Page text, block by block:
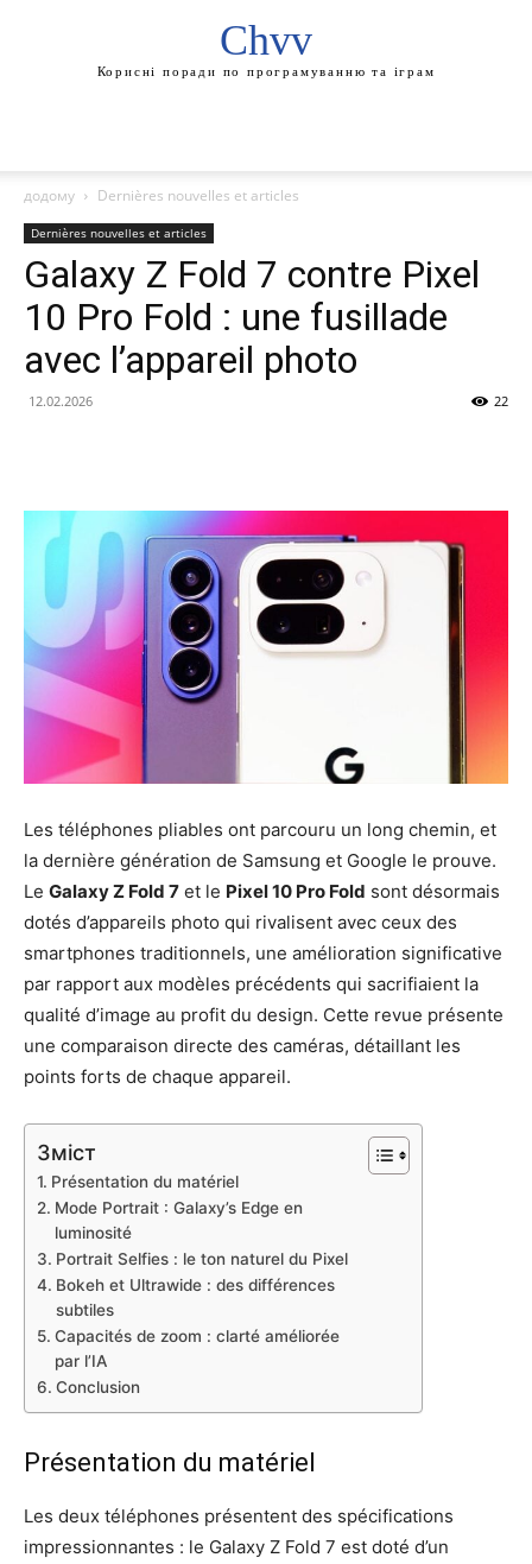
Chvv
Корисні поради по програмуванню та іграм
додому Dernières nouvelles et articles
Dernières nouvelles et articles
Galaxy Z Fold 7 contre Pixel
10 Pro Fold : une fusillade
avec l’appareil photo
12.02.2026 22
Les téléphones pliables ont parcouru un long chemin, et
la dernière génération de Samsung et Google le prouve.
Le Galaxy Z Fold 7 et le Pixel 10 Pro Fold sont désormais
dotés d’appareils photo qui rivalisent avec ceux des
smartphones traditionnels, une amélioration significative
par rapport aux modèles précédents qui sacrifiaient la
qualité d’image au profit du design. Cette revue présente
une comparaison directe des caméras, détaillant les
points forts de chaque appareil.
Зміст
Présentation du matériel
Mode Portrait : Galaxy’s Edge en
luminosité
Portrait Selfies : le ton naturel du Pixel
Bokeh et Ultrawide : des différences
subtiles
Capacités de zoom : clarté améliorée
par l’IA
Conclusion
Présentation du matériel
Les deux téléphones présentent des spécifications
impressionnantes : le Galaxy Z Fold 7 est doté d’un